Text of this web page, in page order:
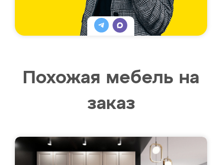
Похожая мебель на
заказ